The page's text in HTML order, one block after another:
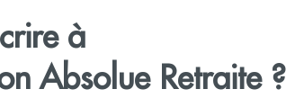
à
Absolue Retraite ?